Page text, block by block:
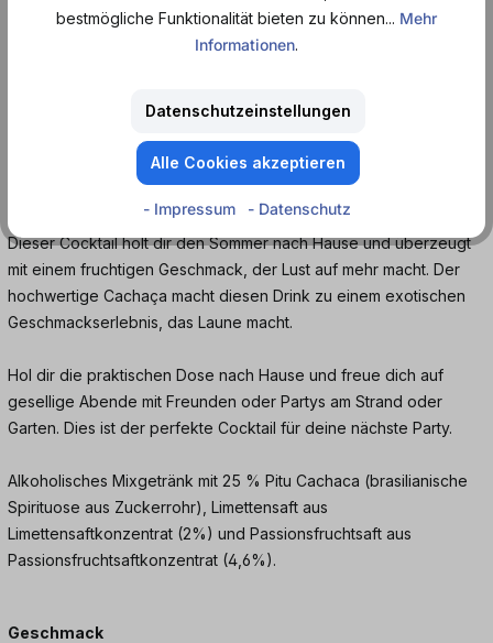
Pitú Passionfruit Caipirinha - der perfekte
Fertig gemixt und perfekt aufeinander abgestimmt, so lecker sind
die Fertigcocktails von Pitú. Diese Caipirinha Sorte überzeugt
durch eine spritzige Passionsfrucht-Note, die den süßen Cocktail
auf angenehme Art und Weise mit säuerlichen Nuancen vollendet.
Dieser Cocktail holt dir den Sommer nach Hause und überzeugt
mit einem fruchtigen Geschmack, der Lust auf mehr macht. Der
hochwertige Cachaça macht diesen Drink zu einem exotischen
Geschmackserlebnis, das Laune macht.
Hol dir die praktischen Dose nach Hause und freue dich auf
gesellige Abende mit Freunden oder Partys am Strand oder
Garten. Dies ist der perfekte Cocktail für deine nächste Party.
Alkoholisches Mixgetränk mit 25 % Pitu Cachaca (brasilianische
Spirituose aus Zuckerrohr), Limettensaft aus
Limettensaftkonzentrat (2%) und Passionsfruchtsaft aus
Passionsfruchtsaftkonzentrat (4,6%).
Geschmack
bestmögliche Funktionalität bieten zu können... Mehr
Informationen.
Datenschutzeinstellungen
Alle Cookies akzeptieren
- Impressum - Datenschutz